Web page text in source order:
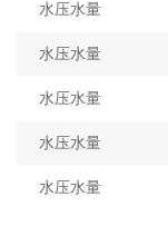
水压水量
水压水量
水压水量
水压水量
水压水量